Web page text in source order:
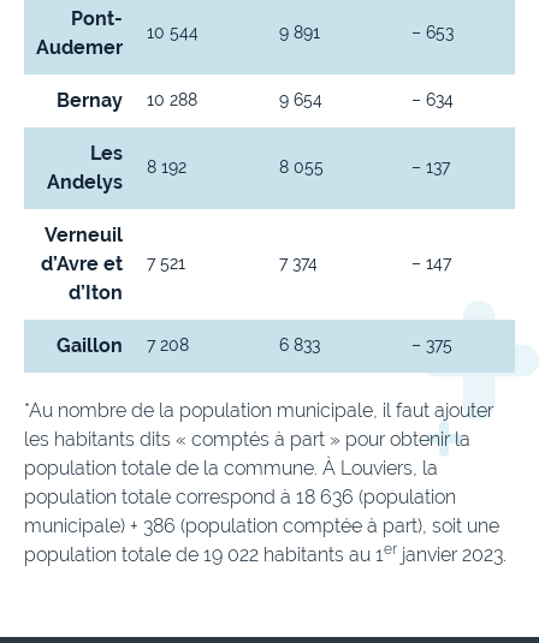
Pont-
Audemer
10 544 9 891 – 653
Bernay 10 288 9 654 – 634
Les
Andelys
8 192 8 055 – 137
Verneuil
d’Avre et
d’Iton
7 521 7 374 – 147
Gaillon 7 208 6 833 – 375
*Au nombre de la population municipale, il faut ajouter
les habitants dits « comptés à part » pour obtenir la
population totale de la commune. À Louviers, la
population totale correspond à 18 636 (population
municipale) + 386 (population comptée à part), soit une
population totale de 19 022 habitants au 1er janvier 2023.